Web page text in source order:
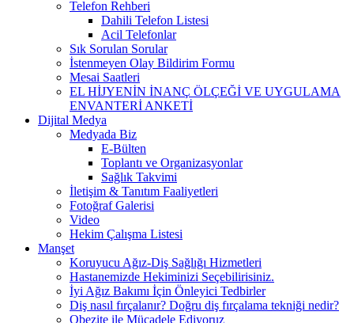
Telefon Rehberi
Dahili Telefon Listesi
Acil Telefonlar
Sık Sorulan Sorular
İstenmeyen Olay Bildirim Formu
Mesai Saatleri
EL HİJYENİN İNANÇ ÖLÇEĞİ VE UYGULAMA
ENVANTERİ ANKETİ
Dijital Medya
Medyada Biz
E-Bülten
Toplantı ve Organizasyonlar
Sağlık Takvimi
İletişim & Tanıtım Faaliyetleri
Fotoğraf Galerisi
Video
Hekim Çalışma Listesi
Manşet
Koruyucu Ağız-Diş Sağlığı Hizmetleri
Hastanemizde Hekiminizi Seçebilirisiniz.
İyi Ağız Bakımı İçin Önleyici Tedbirler
Diş nasıl fırçalanır? Doğru diş fırçalama tekniği nedir?
Obezite ile Mücadele Ediyoruz